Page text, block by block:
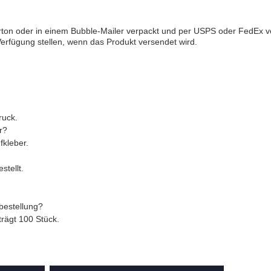
oder in einem Bubble-Mailer verpackt und per USPS oder FedEx
stellen, wenn das Produkt versendet wird.
100 Stück.